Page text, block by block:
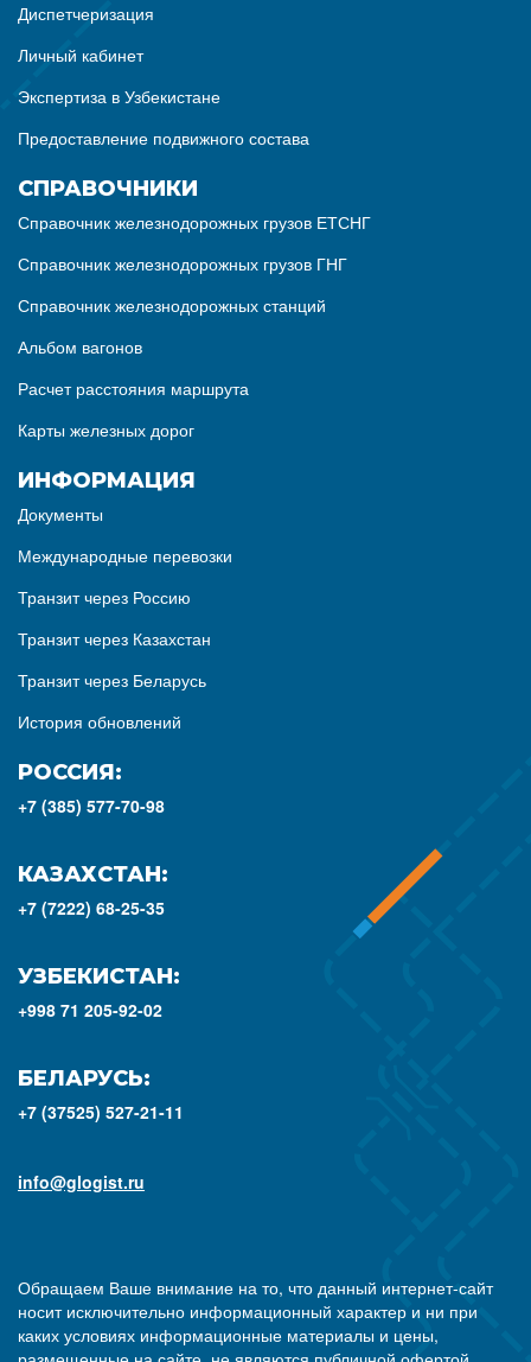
Диспетчеризация
Личный кабинет
Экспертиза в Узбекистане
Предоставление подвижного состава
СПРАВОЧНИКИ
Справочник железнодорожных грузов ЕТСНГ
Справочник железнодорожных грузов ГНГ
Справочник железнодорожных станций
Альбом вагонов
Расчет расстояния маршрута
Карты железных дорог
ИНФОРМАЦИЯ
Документы
Международные перевозки
Транзит через Россию
Транзит через Казахстан
Транзит через Беларусь
История обновлений
РОССИЯ:
+7 (385) 577-70-98
КАЗАХСТАН:
+7 (7222) 68-25-35
УЗБЕКИСТАН:
+998 71 205-92-02
БЕЛАРУСЬ:
+7 (37525) 527-21-11
info@glogist.ru
Обращаем Ваше внимание на то, что данный интернет-сайт
носит исключительно информационный характер и ни при
каких условиях информационные материалы и цены,